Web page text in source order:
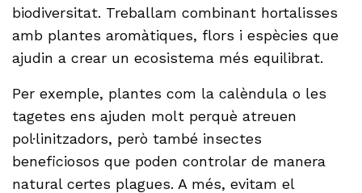
biodiversitat. Treballam combinant hortalisses
amb plantes aromàtiques, flors i espècies que
ajudin a crear un ecosistema més equilibrat.
Per exemple, plantes com la calèndula o les
tagetes ens ajuden molt perquè atreuen
pol·linitzadors, però també insectes
beneficiosos que poden controlar de manera
natural certes plagues. A més, evitam el